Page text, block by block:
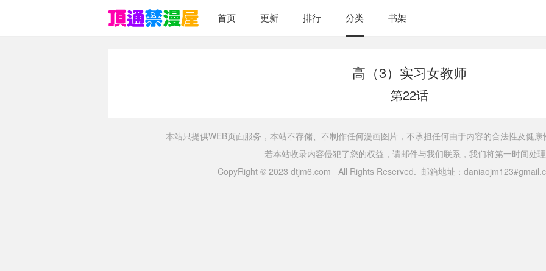
首页 更新 排行 分类 书架
高（3）实习女教师
第22话
本站只提供WEB页面服务，本站不存储、不制作任何漫画图片，不承担任何由于内容的合法性及健康
若本站收录内容侵犯了您的权益，请邮件与我们联系，我们将第一时间处理
CopyRight © 2023 dtjm6.com All Rights Reserved. 邮箱地址：